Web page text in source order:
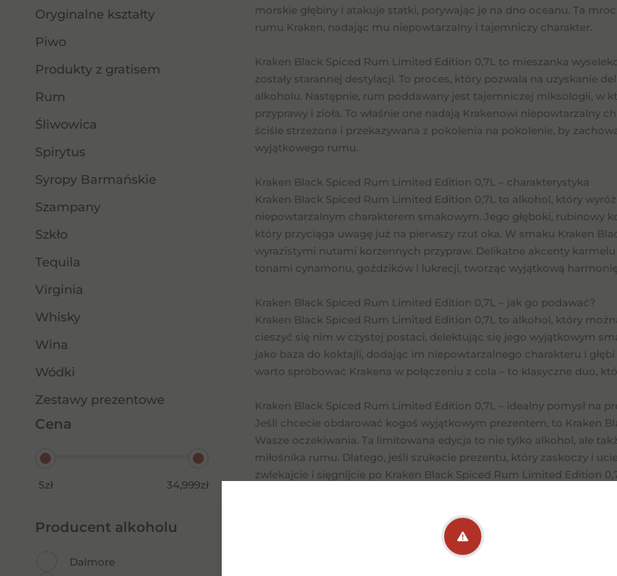
Oryginalne kształty
Piwo
Produkty z gratisem
Rum
Śliwowica
Spirytus
Syropy Barmańskie
Szampany
Szkło
Tequila
Virginia
Whisky
Wina
Wódki
Zestawy prezentowe
Cena
5zł 34,999zł
Producent alkoholu
Dalmore
morskie głębiny i atakuje statki, porywając je na dno oceanu. Ta
rumu Kraken, nadając mu niepowtarzalny i tajemniczy charakter.
Kraken Black Spiced Rum Limited Edition 0,7L to mieszanka
zostały starannej destylacji. To proces, który pozwala na uzyskanie
alkoholu. Następnie, rum poddawany jest tajemniczej miksologii, w
przyprawy i zioła. To właśnie one nadają Krakenowi niepowtarzalny
ściśle strzeżona i przekazywana z pokolenia na pokolenie, by
wyjątkowego rumu.
Kraken Black Spiced Rum Limited Edition 0,7L – charakterystyka
Kraken Black Spiced Rum Limited Edition 0,7L to alkohol, który
niepowtarzalnym charakterem smakowym. Jego głęboki, rubinowy
który przyciąga uwagę już na pierwszy rzut oka. W smaku Kraken
wyrazistymi nutami korzennych przypraw. Delikatne akcenty
tonami cynamonu, goździków i lukrecji, tworząc wyjątkową
Kraken Black Spiced Rum Limited Edition 0,7L – jak go podawać?
Kraken Black Spiced Rum Limited Edition 0,7L to alkohol, który
cieszyć się nim w czystej postaci, delektując się jego wyjątkowym
jako baza do koktajli, dodając im niepowtarzalnego charakteru i
warto spróbować Krakena w połączeniu z cola – to klasyczne duo,
Kraken Black Spiced Rum Limited Edition 0,7L – idealny pomysł na
Jeśli chcecie obdarować kogoś wyjątkowym prezentem, to Kraken
Wasze oczekiwania. Ta limitowana edycja to nie tylko alkohol, ale
miłośnika rumu. Dlatego, jeśli szukacie prezentu, który zaskoczy i
zwlekajcie i sięgnijcie po Kraken Black Spiced Rum Limited Edition